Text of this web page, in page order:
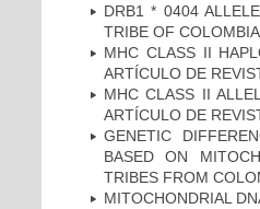
DRB1 * 0404
TRIBE OF
MHC CLASS II
ARTÍCULO DE
MHC CLASS II
ARTÍCULO DE
GENETIC
BASED ON
TRIBES FROM
MITOCHONDRIAL